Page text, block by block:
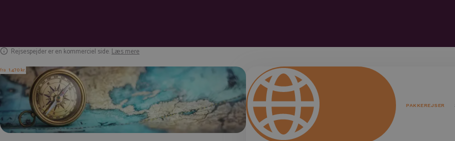
Rejsespejder er en kommerciel side.Læs mere
fra 1.470 kr.
PAKKEREJSER